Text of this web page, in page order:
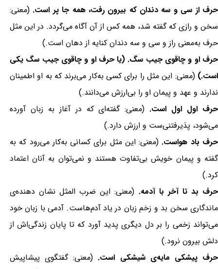
حرف از سی و سه دندان که بیرون رفت، همه جا پر است. (معنی:
سخن و رازی که گفته شد، همه کس از آن آگاه می‌گردد. در این مثل
حرف به‌معنی راز و سی و سه دندان کنایه از دهان است.)
حرف او و چاقوی جیب سگ. (یا حرف او و چاقوی جیب سگ یکی
است.) (معنی: این مثل را برای کسی به‌کار می‌برند که به او اطمینان
ندارند و عهد و پیمان او را بی‌ارزش می‌دانند.)
حرف اول اول است. (معنی: گفته‌ای که در آغاز به زبان آورده
می‌شود، پذیرفتنی‌ست و ارزش دارد.)
حرف باد هواست. (معنی: این مثل برای کسانی به‌کار می‌رود که به
گفته و پیمان خویش بی‌تفاوت هستند و نمی‌توان به آنان اعتماد
کرد.)
حرف بد تا آخر با آدمه. (معنی: این ضرب المثل نشان دهنده‌ی
ماندگاری سخن بد و زخم زبان در یاد آدم‌هاست. آدمی با زبان خود
می‌تواند زخمی را بر دل دیگری پدید آورد که تا پایان زندگی‌اش از
دلش بیرون نرود.)
حرف پیشکی مایه‌ی شیشکی است. (معنی: گفتگوی پیشاپیش